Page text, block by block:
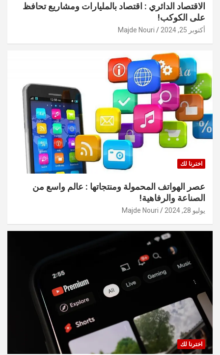
الاقتصاد الدائري : اقتصاد بالمليارات ومشاريع تحافظ
على الكوكب!
أكتوبر 25, 2024 Majde Nouri
اخترنا لك
عصر الهواتف المحمولة ومنتجاتها : عالم واسع من
الصناعة والرفاهية!
يوليو 28, 2024 Majde Nouri
اخترنا لك